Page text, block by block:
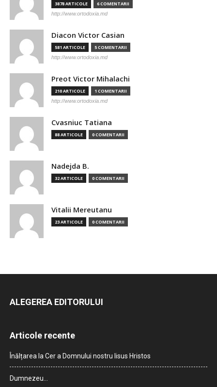
3878 ARTICOLE 6 COMENTARII
http://www.ortodoxia.md
Diacon Victor Casian
581 ARTICOLE 5 COMENTARII
http://www.ortodoxia.md
Preot Victor Mihalachi
210 ARTICOLE 1 COMENTARII
http://www.ortodoxia.md
Cvasniuc Tatiana
88 ARTICOLE 0 COMENTARII
Nadejda B.
32 ARTICOLE 0 COMENTARII
Vitalii Mereutanu
23 ARTICOLE 0 COMENTARII
ALEGEREA EDITORULUI
Articole recente
Înălțarea la Cer a Domnului nostru Iisus Hristos
Dumnezeu…